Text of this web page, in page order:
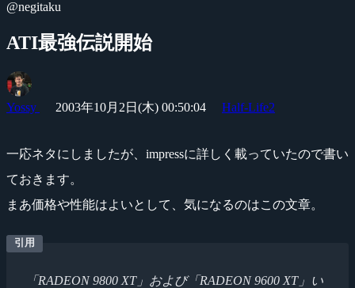
@negitaku
ATI最強伝説開始
Yossy 2003年10月2日(木) 00:50:04 Half-Life2
一応ネタにしましたが、impressに詳しく載っていたので書い
ておきます。
まあ価格や性能はよいとして、気になるのはこの文章。
「RADEON 9800 XT」および「RADEON 9600 XT」い